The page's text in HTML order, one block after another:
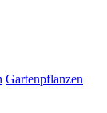
Gartenpflanzen